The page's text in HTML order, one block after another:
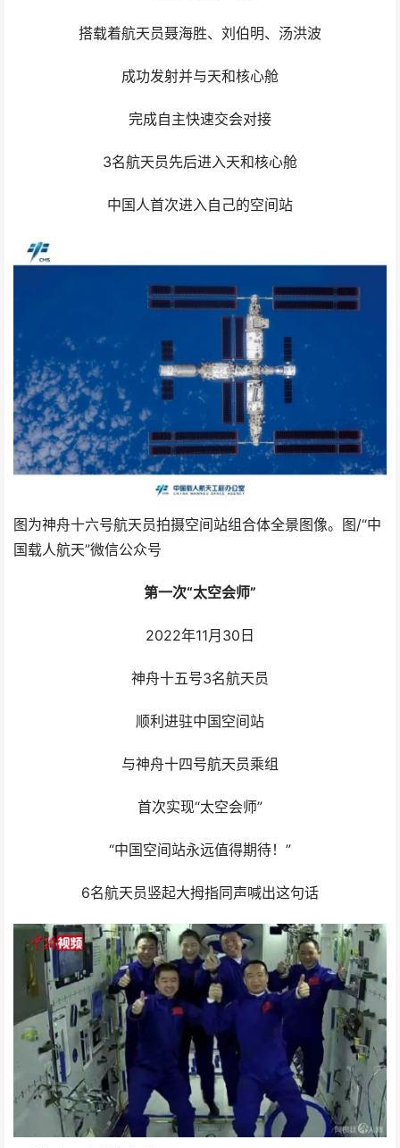
搭载着航天员聂海胜、刘伯明、汤洪波
成功发射并与天和核心舱
完成自主快速交会对接
3名航天员先后进入天和核心舱
中国人首次进入自己的空间站
图为神舟十六号航天员拍摄空间站组合体全景图像。图/“中
国载人航天”微信公众号
第一次“太空会师”
2022年11月30日
神舟十五号3名航天员
顺利进驻中国空间站
与神舟十四号航天员乘组
首次实现“太空会师”
“中国空间站永远值得期待！”
6名航天员竖起大拇指同声喊出这句话